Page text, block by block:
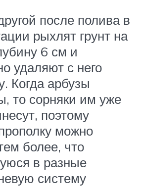
после полива в
рыхлят грунт на
6 см и
удаляют с него
Когда арбузы
то сорняки им уже
поэтому
можно
более, что
в разные
систему